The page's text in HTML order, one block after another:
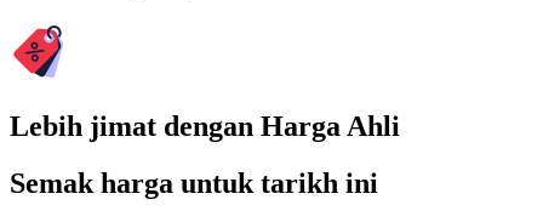
Lebih jimat dengan Harga Ahli
Semak harga untuk tarikh ini